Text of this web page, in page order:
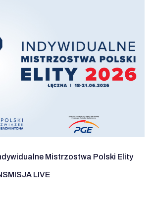
Mistrzostwa Polski Elity
LIVE